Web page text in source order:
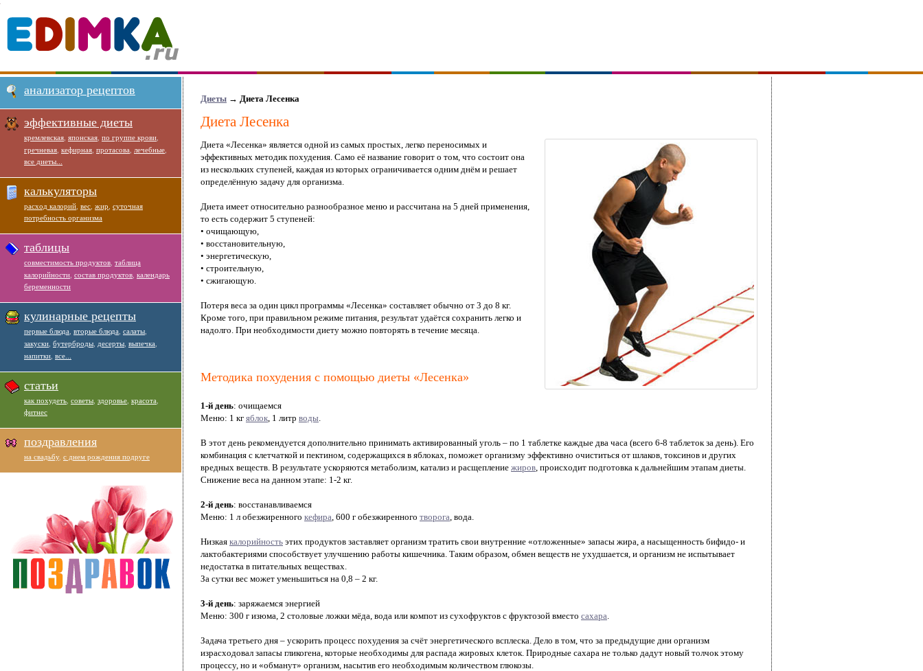
Диеты → Диета Лесенка
Диета Лесенка
Диета «Лесенка» является одной из самых простых, легко переносимых и
эффективных методик похудения. Само её название говорит о том, что состоит она
из нескольких ступеней, каждая из которых ограничивается одним днём и решает
определённую задачу для организма.
Диета имеет относительно разнообразное меню и рассчитана на 5 дней применения,
то есть содержит 5 ступеней:
• очищающую,
• восстановительную,
• энергетическую,
• строительную,
• сжигающую.
Потеря веса за один цикл программы «Лесенка» составляет обычно от 3 до 8 кг.
Кроме того, при правильном режиме питания, результат удаётся сохранить легко и
надолго. При необходимости диету можно повторять в течение месяца.
Методика похудения с помощью диеты «Лесенка»
1-й день: очищаемся
Меню: 1 кг яблок, 1 литр воды.
В этот день рекомендуется дополнительно принимать активированный уголь – по 1 таблетке каждые два часа (всего 6-8 таблеток за день). Его
комбинация с клетчаткой и пектином, содержащихся в яблоках, поможет организму эффективно очиститься от шлаков, токсинов и других
вредных веществ. В результате ускоряются метаболизм, катализ и расщепление жиров, происходит подготовка к дальнейшим этапам диеты.
Снижение веса на данном этапе: 1-2 кг.
2-й день: восстанавливаемся
Меню: 1 л обезжиренного кефира, 600 г обезжиренного творога, вода.
Низкая калорийность этих продуктов заставляет организм тратить свои внутренние «отложенные» запасы жира, а насыщенность бифидо- и
лактобактериями способствует улучшению работы кишечника. Таким образом, обмен веществ не ухудшается, и организм не испытывает
недостатка в питательных веществах.
За сутки вес может уменьшиться на 0,8 – 2 кг.
3-й день: заряжаемся энергией
Меню: 300 г изюма, 2 столовые ложки мёда, вода или компот из сухофруктов с фруктозой вместо сахара.
Задача третьего дня – ускорить процесс похудения за счёт энергетического всплеска. Дело в том, что за предыдущие дни организм
израсходовал запасы гликогена, которые необходимы для распада жировых клеток. Природные сахара не только дадут новый толчок этому
процессу, но и «обманут» организм, насытив его необходимым количеством глюкозы.
анализатор рецептов
эффективные диеты
кремлевская японская по группе крови
гречневая кефирная протасова лечебные
все диеты...
калькуляторы
расход калорий вес жир суточная
потребность организма
таблицы
совместимость продуктов таблица
калорийности состав продуктов календарь
беременности
кулинарные рецепты
первые блюда вторые блюда салаты
закуски бутерброды десерты выпечка
напитки все...
статьи
как похудеть советы здоровье красота
фитнес
поздравления
на свадьбу, с днем рождения подруге